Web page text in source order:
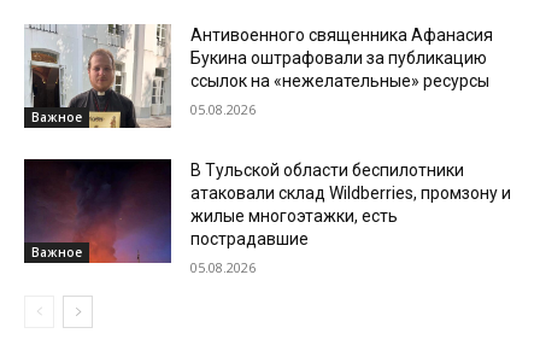
Важное
Антивоенного священника Афанасия
Букина оштрафовали за публикацию
ссылок на «нежелательные» ресурсы
05.08.2026
Важное
В Тульской области беспилотники
атаковали склад Wildberries, промзону и
жилые многоэтажки, есть
пострадавшие
05.08.2026